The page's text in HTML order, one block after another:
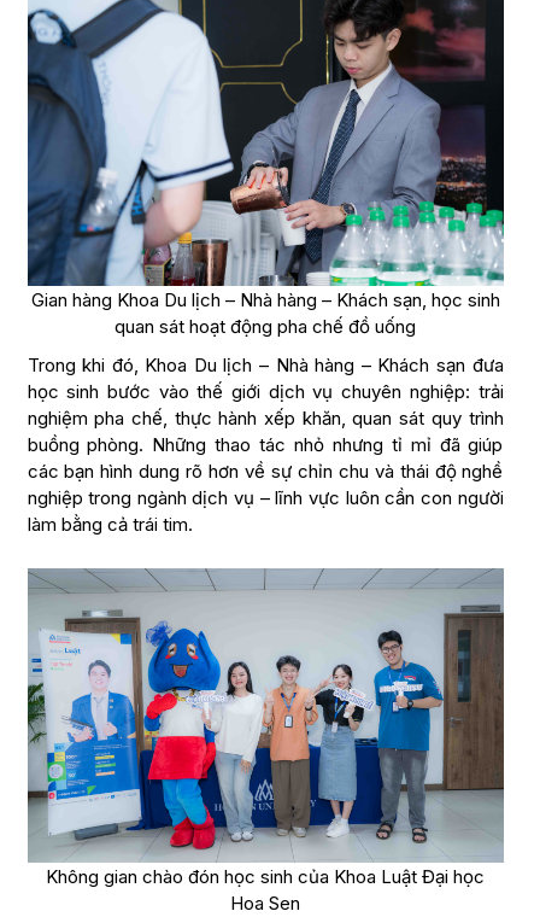
Gian hàng Khoa Du lịch – Nhà hàng – Khách sạn, học sinh
quan sát hoạt động pha chế đồ uống
Trong khi đó, Khoa Du lịch – Nhà hàng – Khách sạn đưa
học sinh bước vào thế giới dịch vụ chuyên nghiệp: trải
nghiệm pha chế, thực hành xếp khăn, quan sát quy trình
buồng phòng. Những thao tác nhỏ nhưng tỉ mỉ đã giúp
các bạn hình dung rõ hơn về sự chỉn chu và thái độ nghề
nghiệp trong ngành dịch vụ – lĩnh vực luôn cần con người
làm bằng cả trái tim.
Không gian chào đón học sinh của Khoa Luật Đại học
Hoa Sen